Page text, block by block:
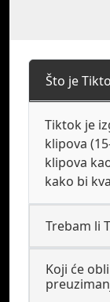
Što je
Tiktok je
klipova
klipova
kako bi
Trebam li
Koji će